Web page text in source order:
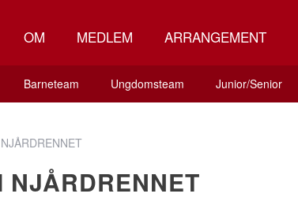
OM MEDLEM ARRANGEMENT
Barneteam Ungdomsteam Junior/Senior